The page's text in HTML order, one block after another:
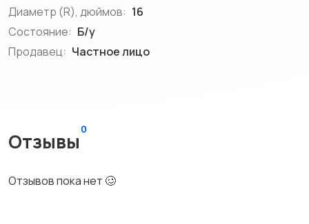
Диаметр (R), дюймов: 16
Состояние: Б/у
Продавец: Частное лицо
Отзывы
0
Отзывов пока нет 🥴